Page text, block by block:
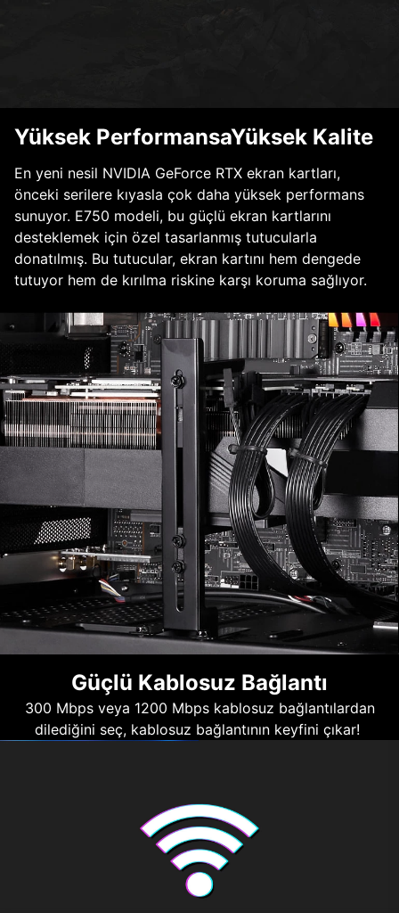
Yüksek PerformansaYüksek Kalite
En yeni nesil NVIDIA GeForce RTX ekran kartları,
önceki serilere kıyasla çok daha yüksek performans
sunuyor. E750 modeli, bu güçlü ekran kartlarını
desteklemek için özel tasarlanmış tutucularla
donatılmış. Bu tutucular, ekran kartını hem dengede
tutuyor hem de kırılma riskine karşı koruma sağlıyor.
Güçlü Kablosuz Bağlantı
300 Mbps veya 1200 Mbps kablosuz bağlantılardan
dilediğini seç, kablosuz bağlantının keyfini çıkar!